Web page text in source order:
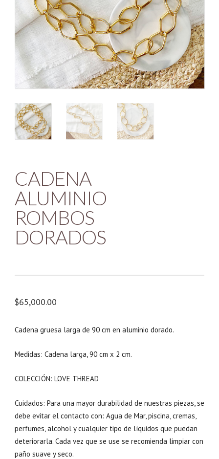
CADENA
ALUMINIO
ROMBOS
DORADOS
$65,000.00
Cadena gruesa larga de 90 cm en aluminio dorado.
Medidas: Cadena larga, 90 cm x 2 cm.
COLECCIÓN: LOVE THREAD
Cuidados: Para una mayor durabilidad de nuestras piezas, se
debe evitar el contacto con: Agua de Mar, piscina, cremas,
perfumes, alcohol y cualquier tipo de líquidos que puedan
deteriorarla. Cada vez que se use se recomienda limpiar con
paño suave y seco.